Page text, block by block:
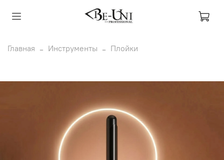
Главная Инструменты Плойки